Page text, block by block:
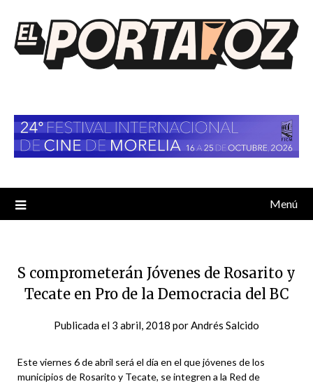
contenido
Menú
S comprometerán Jóvenes de Rosarito y
Tecate en Pro de la Democracia del BC
Publicada el 3 abril, 2018 porAndrés Salcido
Este viernes 6 de abril será el día en el que jóvenes de los
municipios de Rosarito y Tecate, se integren a la Red de